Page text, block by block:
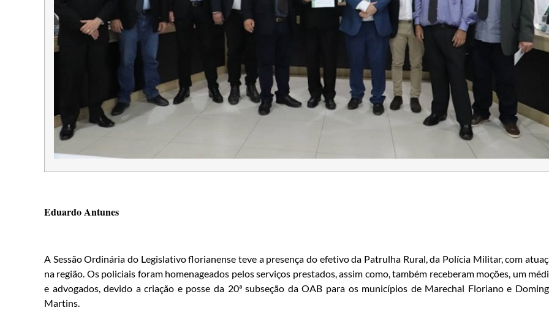
Eduardo Antunes
A Sessão Ordinária do Legislativo florianense teve a presença do efetivo da Patrulha Rural, da Polícia Militar, com
na região. Os policiais foram homenageados pelos serviços prestados, assim como, também receberam moções, um
e advogados, devido a criação e posse da 20ª subseção da OAB para os municípios de Marechal Floriano e
Martins.